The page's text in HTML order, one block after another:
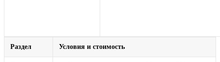
Раздел Условия и стоимость